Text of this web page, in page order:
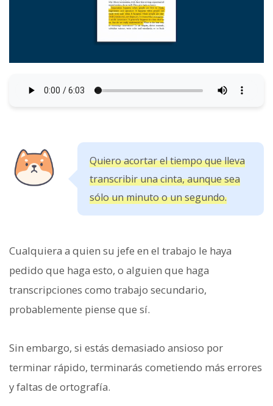
Quiero acortar el tiempo que lleva
transcribir una cinta, aunque sea
sólo un minuto o un segundo.
Cualquiera a quien su jefe en el trabajo le haya
pedido que haga esto, o alguien que haga
transcripciones como trabajo secundario,
probablemente piense que sí.
Sin embargo, si estás demasiado ansioso por
terminar rápido, terminarás cometiendo más errores
y faltas de ortografía.